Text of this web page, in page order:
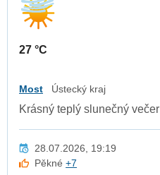
27 °C
Most Ústecký kraj
Krásný teplý slunečný večer
28.07.2026, 19:19
Pěkné+7